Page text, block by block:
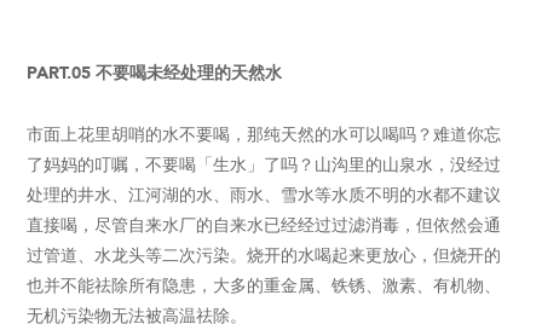
PART.05 不要喝未经处理的天然水
市面上花里胡哨的水不要喝，那纯天然的水可以喝吗？难道你忘
了妈妈的叮嘱，不要喝「生水」了吗？山沟里的山泉水，没经过
处理的井水、江河湖的水、雨水、雪水等水质不明的水都不建议
直接喝，尽管自来水厂的自来水已经经过过滤消毒，但依然会通
过管道、水龙头等二次污染。烧开的水喝起来更放心，但烧开的
也并不能祛除所有隐患，大多的重金属、铁锈、激素、有机物、
无机污染物无法被高温祛除。